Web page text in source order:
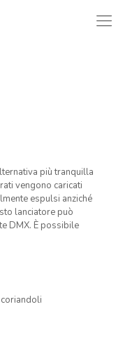
più tranquilla
vengono caricati
espulsi anziché
lanciatore può
DMX. È possibile